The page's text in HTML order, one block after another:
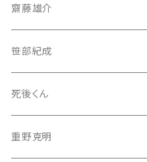
齋藤雄介
笹部紀成
死後くん
重野克明